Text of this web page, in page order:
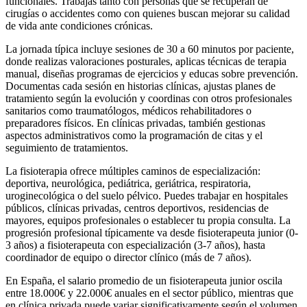
cirugías o accidentes como con quienes buscan mejorar su calidad
de vida ante condiciones crónicas.
La jornada típica incluye sesiones de 30 a 60 minutos por paciente,
donde realizas valoraciones posturales, aplicas técnicas de terapia
manual, diseñas programas de ejercicios y educas sobre prevención.
Documentas cada sesión en historias clínicas, ajustas planes de
tratamiento según la evolución y coordinas con otros profesionales
sanitarios como traumatólogos, médicos rehabilitadores o
preparadores físicos. En clínicas privadas, también gestionas
aspectos administrativos como la programación de citas y el
seguimiento de tratamientos.
La fisioterapia ofrece múltiples caminos de especialización:
deportiva, neurológica, pediátrica, geriátrica, respiratoria,
uroginecológica o del suelo pélvico. Puedes trabajar en hospitales
públicos, clínicas privadas, centros deportivos, residencias de
mayores, equipos profesionales o establecer tu propia consulta. La
progresión profesional típicamente va desde fisioterapeuta junior (0-
3 años) a fisioterapeuta con especialización (3-7 años), hasta
coordinador de equipo o director clínico (más de 7 años).
En España, el salario promedio de un fisioterapeuta junior oscila
entre 18.000€ y 22.000€ anuales en el sector público, mientras que